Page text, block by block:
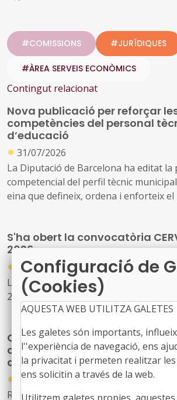
#COMISSIONS #JURÍDIQUES
#ÀREA SERVEIS ECONÒMICS
Contingut relacionat
Nova publicació per reforçar
competències del personal
d’educació
● 31/07/2026
La Diputació de Barcelona ha editat la
competencial del perfil tècnic municipal
eina que defineix, ordena i enforteix
locals
S'ha obert la convocatòria
2026
●
31/07/2026
La Comissió Europea ha llançat la
2026.
Cultura amplia fins als 1,8
convocatòria de subvencions
de música d'alt interès cultural
●
31/07/2026
Resolució CLT/2702/2026, de 24 de
Configuració de
(Cookies)
AQUESTA WEB UTILITZA GALETES
Les galetes són importants,
l''experiència de navegació, ens
la privacitat i permeten realitzar
ens solicitin a través de la web.